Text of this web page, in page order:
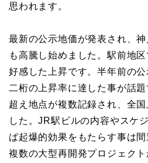
思われます。
最新の公示地価が発表され、
も高騰し始めました。駅前地
好感した上昇です。半年前の公
二桁の上昇率に達した事が話
超え地点が複数記録され、全
した。JR駅ビルの内容やスケ
ば起爆的効果をもたらす事は間
複数の大型再開発プロジェク